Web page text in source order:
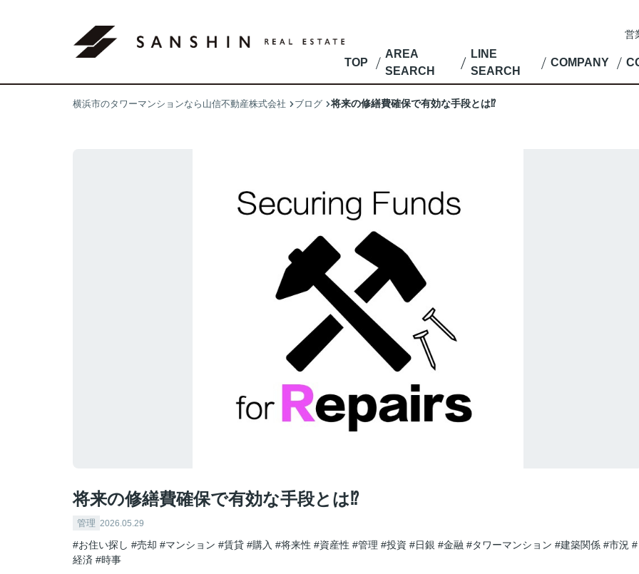
営
TOP
AREA
SEARCH
LINE
SEARCH
COMPANY
横浜市のタワーマンションなら山信不動産株式会社 ブログ 将来の修繕費確保で有効な手段とは⁉︎
将来の修繕費確保で有効な手段とは⁉︎
管理 2026.05.29
#お住い探し #売却 #マンション #賃貸 #購入 #将来性 #資産性 #管理 #投資 #日銀 #金融 #タワーマンション #建築関係 #市況 #
経済 #時事